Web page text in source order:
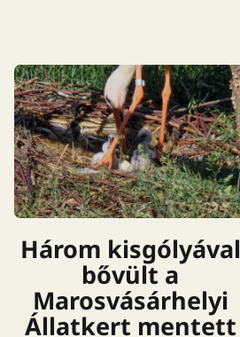
Három kisgólyával
bővült a
Marosvásárhelyi
Állatkert mentett